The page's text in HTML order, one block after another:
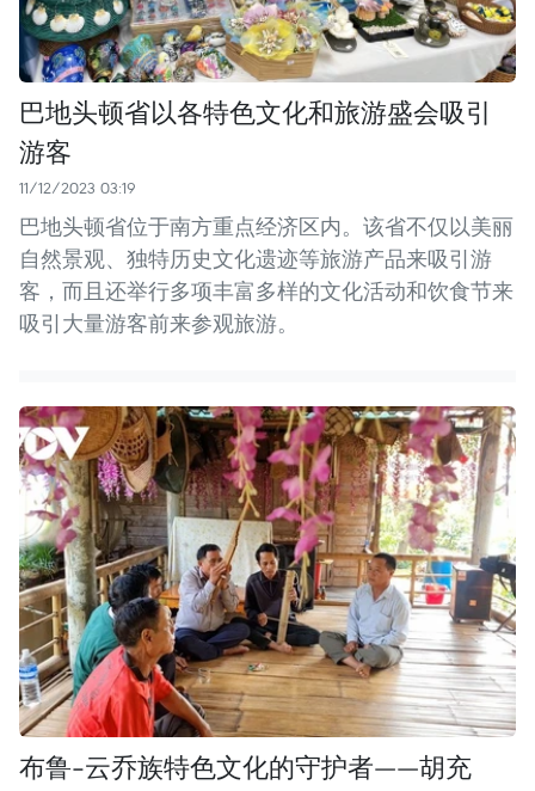
巴地头顿省以各特色文化和旅游盛会吸引
游客
11/12/2023 03:19
巴地头顿省位于南方重点经济区内。该省不仅以美丽
自然景观、独特历史文化遗迹等旅游产品来吸引游
客，而且还举行多项丰富多样的文化活动和饮食节来
吸引大量游客前来参观旅游。
布鲁-云乔族特色文化的守护者——胡充